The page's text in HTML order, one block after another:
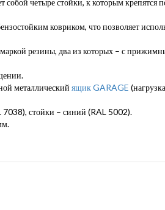
собой четыре стойки, к которым крепятся
ковриком, что позволяет
резины, два из которых – с
металлический ящик GARAGE
стойки – синий (RAL 5002).